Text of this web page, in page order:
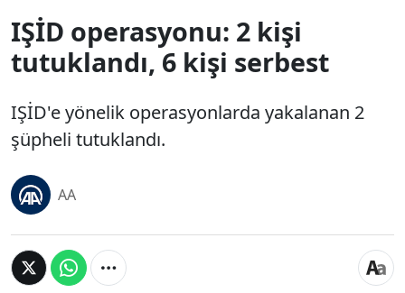
IŞİD operasyonu: 2 kişi
tutuklandı, 6 kişi serbest
IŞİD'e yönelik operasyonlarda yakalanan 2
şüpheli tutuklandı.
AA